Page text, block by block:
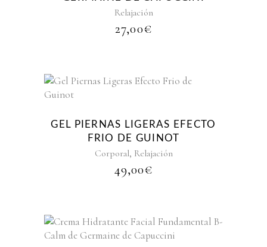
Relajación
27,00€
GEL PIERNAS LIGERAS EFECTO
FRIO DE GUINOT
Corporal, Relajación
49,00€